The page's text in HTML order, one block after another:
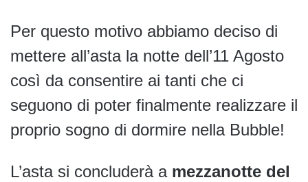
Per questo motivo abbiamo deciso di
mettere all’asta la notte dell’11 Agosto
così da consentire ai tanti che ci
seguono di poter finalmente realizzare il
proprio sogno di dormire nella Bubble!
L’asta si concluderà a mezzanotte del